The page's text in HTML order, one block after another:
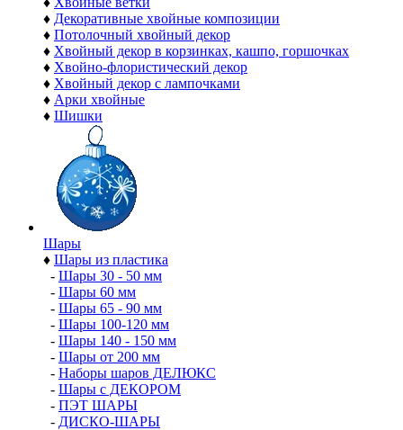
♦ Декоративные хвойные композиции
♦ Потолочный хвойный декор
♦ Хвойный декор в корзинках, кашпо, горшочках
♦ Хвойно-флористический декор
♦ Хвойный декор с лампочками
♦ Арки хвойные
♦ Шишки
Шары
♦ Шары из пластика
- Шары 30 - 50 мм
- Шары 60 мм
- Шары 65 - 90 мм
- Шары 100-120 мм
- Шары 140 - 150 мм
- Шары от 200 мм
- Наборы шаров ДЕЛЮКС
- Шары с ДЕКОРОМ
- ПЭТ ШАРЫ
- ДИСКО-ШАРЫ